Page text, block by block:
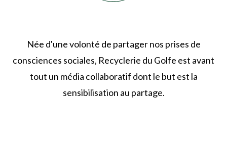
Née d'une volonté de partager nos prises de
consciences sociales, Recyclerie du Golfe est avant
tout un média collaboratif dont le but est la
sensibilisation au partage.